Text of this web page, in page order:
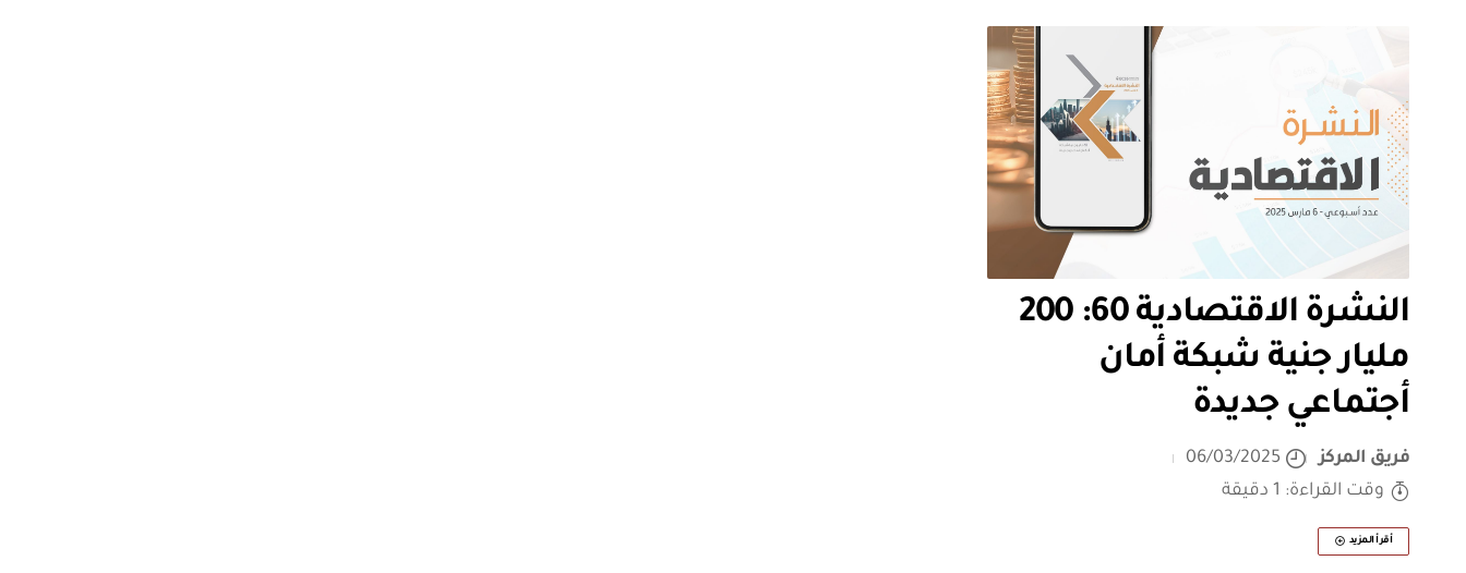
النشرة الاقتصادية 60: 200
مليار جنية شبكة أمان
أجتماعي جديدة
فريق المركز
06/03/2025
وقت القراءة: 1 دقيقة
أقرأ المزيد